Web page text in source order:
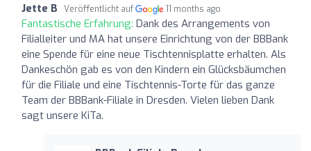
Jette B Veröffentlicht auf 11 months ago
Fantastische Erfahrung: Dank des Arrangements von
Filialleiter und MA hat unsere Einrichtung von der BBBank
eine Spende für eine neue Tischtennisplatte erhalten. Als
Dankeschön gab es von den Kindern ein Glücksbäumchen
für die Filiale und eine Tischtennis-Torte für das ganze
Team der BBBank-Filiale in Dresden. Vielen lieben Dank
sagt unsere KiTa.